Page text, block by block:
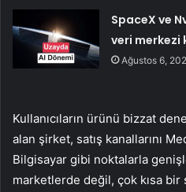
SpaceX ve
veri merkezi
Ağustos 6,
Kullanıcıların ürünü bizzat
alan şirket, satış kanallarını
Bilgisayar gibi noktalarla
marketlerde değil, çok kısa